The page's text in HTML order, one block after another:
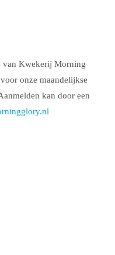
van Kwekerij Morning
onze maandelijkse
kan door een